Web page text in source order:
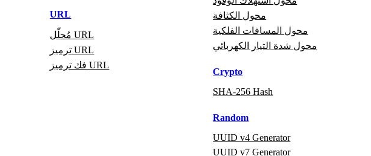
URL
مُحلّل URL
ترميز URL
فك ترميز URL
محول الكثافة
محول المسافات الفلكية
محول شدة التيار الكهربائي
Crypto
SHA-256 Hash
Random
UUID v4 Generator
UUID v7 Generator